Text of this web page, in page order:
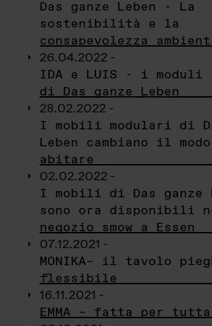
Das ganze Leben - La
sostenibilità e la
consapevolezza
26.04.2022 -
IDA e LUIS - i moduli
di Das ganze Leben
28.02.2022 -
I mobili modulari di
Leben cambiano il
abitare
02.02.2022 -
I mobili di Das ganze
sono ora disponibili
negozio smow a Essen
07.12.2021 -
MONIKA– il tavolo
flessibile
16.11.2021 -
EMMA – fatta per